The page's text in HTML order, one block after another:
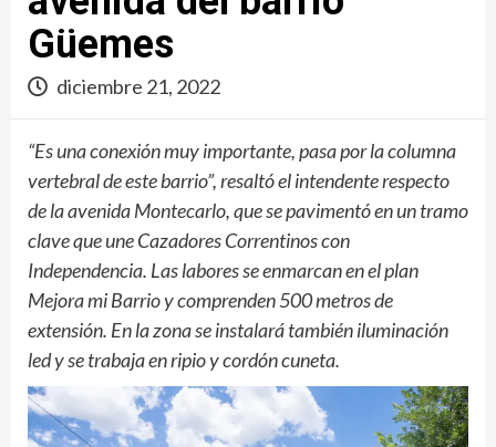
Güemes
diciembre 21, 2022
“Es una conexión muy importante, pasa por la columna
vertebral de este barrio”, resaltó el intendente respecto
de la avenida Montecarlo, que se pavimentó en un tramo
clave que une Cazadores Correntinos con
Independencia. Las labores se enmarcan en el plan
Mejora mi Barrio y comprenden 500 metros de
extensión. En la zona se instalará también iluminación
led y se trabaja en ripio y cordón cuneta.